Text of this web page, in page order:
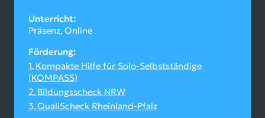
Unterricht
Präsenz Online
Förderung
Kompakte Hilfe für Solo-Selbstständige
(KOMPASS)
Bildungsscheck NRW
QualiScheck Rheinland-Pfalz